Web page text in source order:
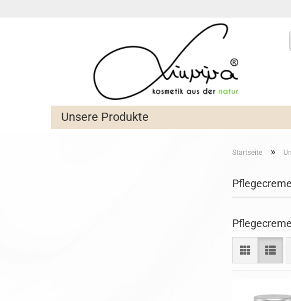
Unsere Produkte
Startseite »